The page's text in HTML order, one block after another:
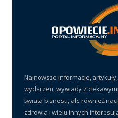
Najnowsze informacje,
wydarzeń, wywiady z
świata biznesu, ale również
zdrowia i wielu innych